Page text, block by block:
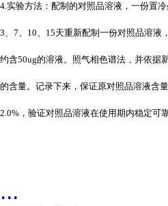
4.实验方法：配制的对照品溶液，一份置
3、7、10、15天重新配制一份对照品溶液
约含50ug的溶液。照气相色谱法，并依据
的含量。记录下来，保证原对照品溶液含
2.0%，验证对照品溶液在使用期内稳定可靠
...